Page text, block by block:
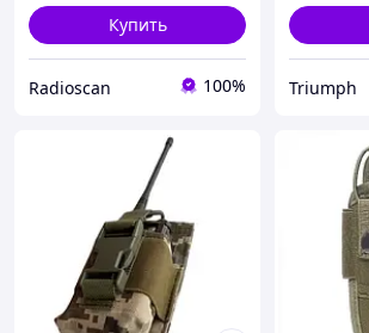
Купить
Radioscan 100% Triumph